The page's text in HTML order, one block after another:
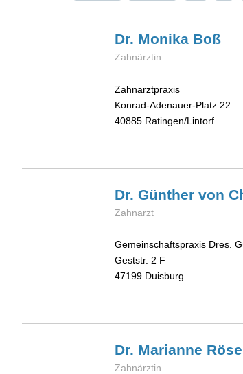
Dr. Monika Boß
Zahnärztin
Zahnarztpraxis
Konrad-Adenauer-Platz 22
40885 Ratingen/Lintorf
Dr. Günther von
Zahnarzt
Gemeinschaftspraxis Dres.
Geststr. 2 F
47199 Duisburg
Dr. Marianne
Zahnärztin